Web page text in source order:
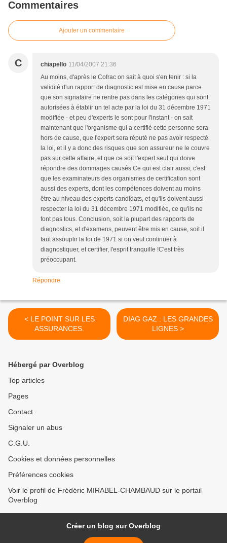
Commentaires
Ajouter un commentaire
C chiapello 11/04/2007 21:36
Au moins, d'après le Cofrac on sait à quoi s'en tenir : si la
validité d'un rapport de diagnostic est mise en cause parce
que son signataire ne rentre pas dans les catégories qui sont
autorisées à établir un tel acte par la loi du 31 décembre 1971
modifiée - et peu d'experts le sont pour l'instant - on sait
maintenant que l'organisme qui a certifié cette personne sera
hors de cause, que l'expert sera réputé ne pas avoir respecté
la loi, et il y a donc des risques que son assureur ne le couvre
pas sur cette affaire, et que ce soit l'expert seul qui doive
répondre des dommages causés.Ce qui est clair aussi, c'est
que les examinateurs des organismes de certification sont
aussi des experts, dont les compétences doivent au moins
être au niveau des experts candidats, et qu'ils doivent aussi
respecter la loi du 31 décembre 1971 modifiée, ce qu'ils ne
font pas tous. Conclusion, soit la plupart des rapports de
diagnostics, et d'examens, peuvent être mis en cause, soit il
faut assouplir la loi de 1971 si on veut continuer à
diagnostiquer, et certifier, l'esprit tranquille !C'est très
préoccupant.
Répondre
< LE POINT SUR LES
ASSURANCES.
DIAG GAZ : LES GRANDES
LIGNES >
Hébergé par Overblog
Top articles
Pages
Contact
Signaler un abus
C.G.U.
Cookies et données personnelles
Préférences cookies
Voir le profil de Frédéric MIRABEL-CHAMBAUD sur le portail
Overblog
Créer un blog sur Overblog